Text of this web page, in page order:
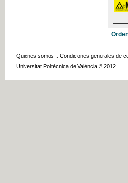
Quienes somos :: Condiciones generales de
Universitat Politècnica de València © 2012